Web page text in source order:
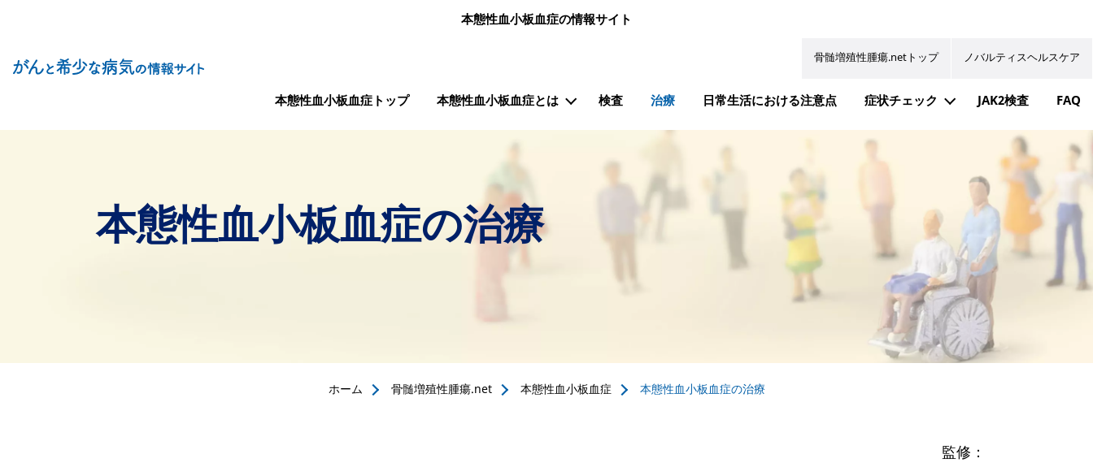
メインコンテンツに移動
本態性血小板血症の情報サイト
Site Logo
骨髄増殖性腫瘍.netトップ
ノバルティスヘルスケア
本態性血小板血症トップ 本態性血小板血症とは 検査 治療 日常生活における注意点 症状チェック JAK2検査 FAQ
本態性血小板血症の治療
ホーム 骨髄増殖性腫瘍.net 本態性血小板血症 本態性血小板血症の治療
監修：